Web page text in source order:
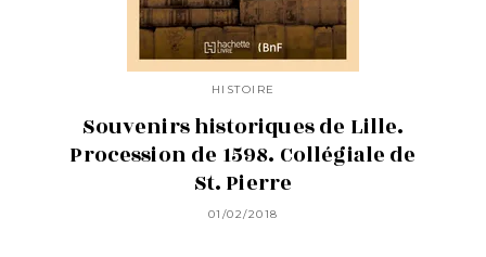
HISTOIRE
Souvenirs historiques de Lille.
Procession de 1598. Collégiale de
St. Pierre
01/02/2018